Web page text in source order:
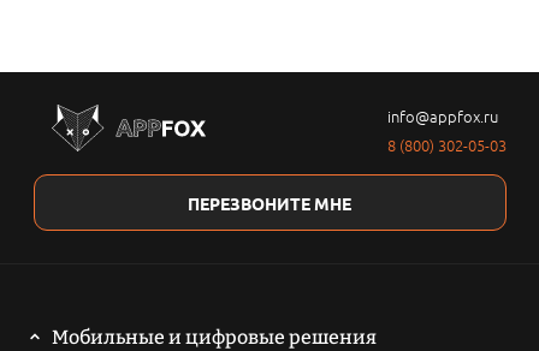
info@appfox.ru
8 (800) 302-05-03
ПЕРЕЗВОНИТЕ МНЕ
Мобильные и цифровые решения